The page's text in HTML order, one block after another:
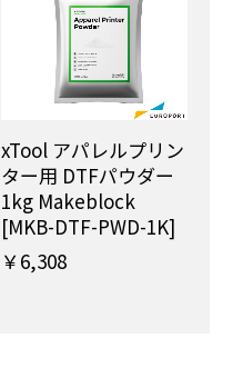
xTool アパレルプリン
ター用 DTFパウダー
1kg Makeblock
[MKB-DTF-PWD-1K]
￥6,308